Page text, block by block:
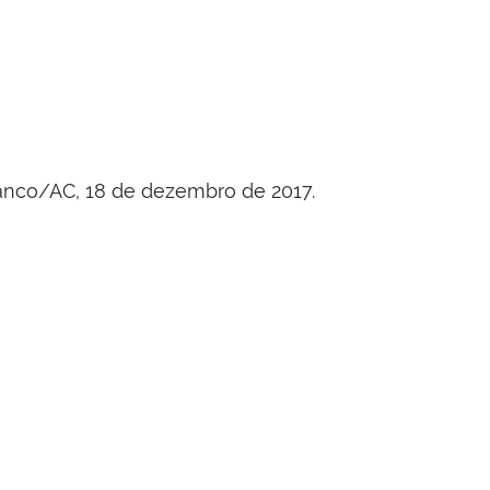
AC, 18 de dezembro de 2017.